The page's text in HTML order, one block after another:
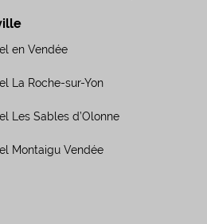
en Vendée
La Roche-sur-Yon
Les Sables d’Olonne
Montaigu Vendée